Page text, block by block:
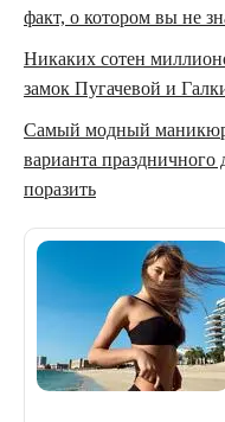
факт, о котором вы не
Никаких сотен
замок Пугачевой и
Самый модный
варианта праздничного
поразить